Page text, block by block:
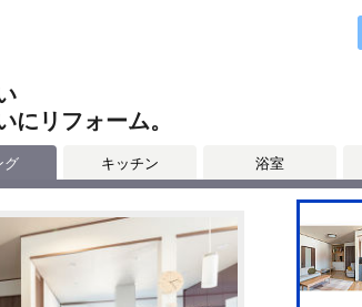
にリフォーム。
グ キッチン 浴室